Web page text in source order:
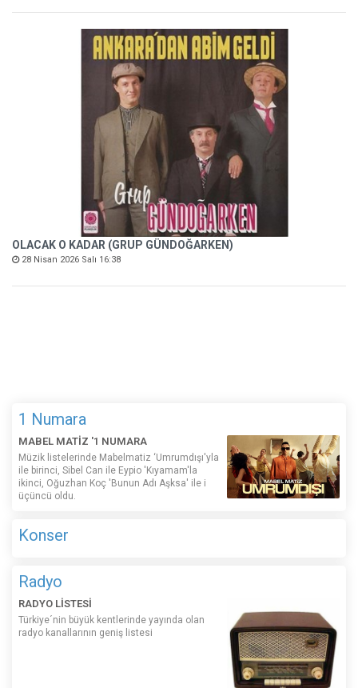
OLACAK O KADAR (GRUP GÜNDOĞARKEN)
28 Nisan 2026 Salı 16:38
1 Numara
MABEL MATİZ '1 NUMARA
Müzik listelerinde Mabelmatiz ‘Umrumdışı'yla
ile birinci, Sibel Can ile Eypio 'Kıyamam'la
ikinci, Oğuzhan Koç 'Bunun Adı Aşksa' ile i
üçüncü oldu.
Konser
Radyo
RADYO LİSTESİ
Türkiye´nin büyük kentlerinde yayında olan
radyo kanallarının geniş listesi